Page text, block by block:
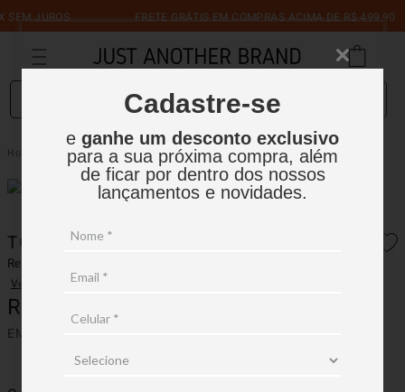
Cadastre-se
e ganhe um desconto exclusivo
para a sua próxima compra, além
de ficar por dentro dos nossos
lançamentos e novidades.
JUROS FRETE GRÁTIS EM COMPRAS ACIMA DE R$ 499,90
O que você está procurando?
Feminino Blusas e Tops Top em Tricô com Transparência
TOP EM TRICÔ COM TRANSPARÊNCIA
Ref.:
Ver avaliações
R$ 599 , 90
EM ATÉ